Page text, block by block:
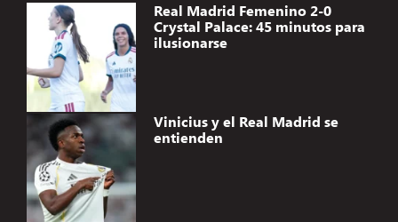
Real Madrid Femenino 2-0
Crystal Palace: 45 minutos para
ilusionarse
Vinicius y el Real Madrid se
entienden